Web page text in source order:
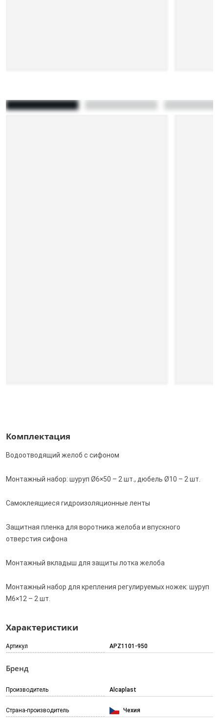
Комплектация
Водоотводящий желоб с сифоном
Монтажный набор: шуруп Ø6×50 – 2 шт., дюбель Ø10 – 2 шт.
Самоклеящиеся гидроизоляционные ленты
Защитная пленка для воротника желоба и впускного
отверстия сифона
Монтажный вкладыш для защиты лотка желоба
Монтажный набор для крепления регулируемых ножек: шуруп
M6×12 – 2 шт.
Характеристики
Артикул APZ1101-950
Бренд
Производитель Alcaplast
Страна-производитель Чехия